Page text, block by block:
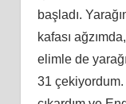
başladı.
kafası
elimle de
31 çekiyordum.